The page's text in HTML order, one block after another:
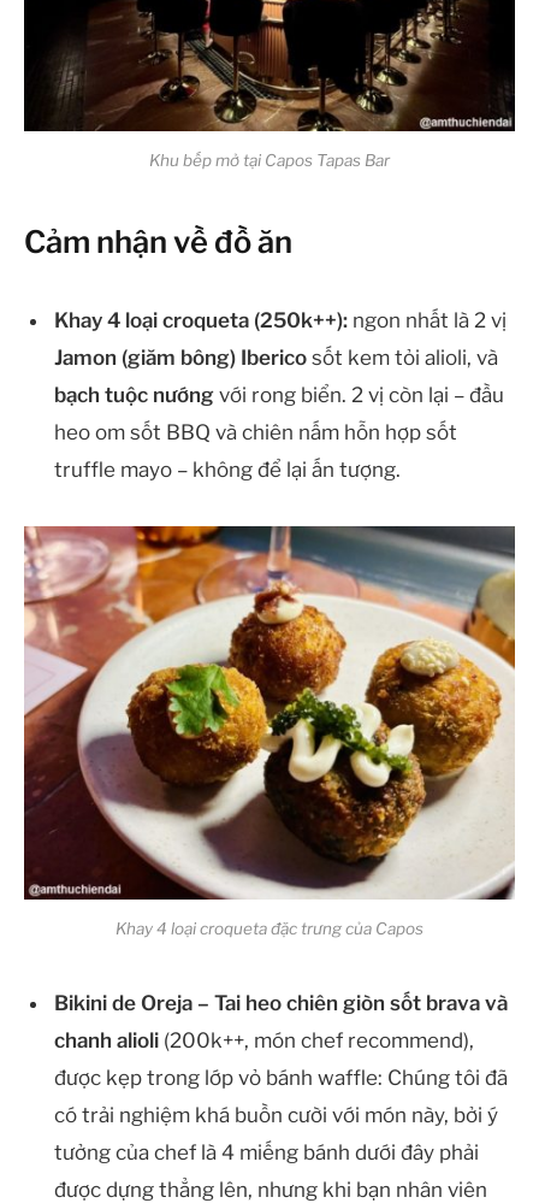
Khu bếp mở tại Capos Tapas Bar
Cảm nhận về đồ ăn
Khay 4 loại croqueta (250k++): ngon nhất là 2 vị
Jamon (giăm bông) Iberico sốt kem tỏi alioli, và
bạch tuộc nướng với rong biển. 2 vị còn lại – đầu
heo om sốt BBQ và chiên nấm hỗn hợp sốt
truffle mayo – không để lại ấn tượng.
Khay 4 loại croqueta đặc trưng của Capos
Bikini de Oreja – Tai heo chiên giòn sốt brava và
chanh alioli (200k++, món chef recommend),
được kẹp trong lớp vỏ bánh waffle: Chúng tôi đã
có trải nghiệm khá buồn cười với món này, bởi ý
tưởng của chef là 4 miếng bánh dưới đây phải
được dựng thẳng lên, nhưng khi bạn nhân viên